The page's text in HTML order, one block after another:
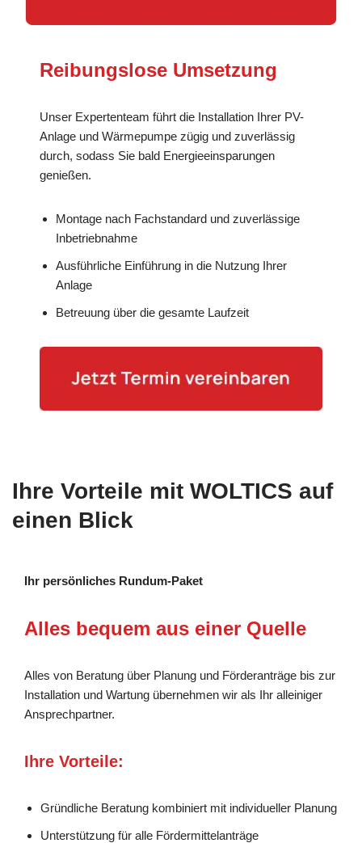
Reibungslose Umsetzung
Unser Expertenteam führt die Installation Ihrer PV-
Anlage und Wärmepumpe zügig und zuverlässig
durch, sodass Sie bald Energieeinsparungen
genießen.
Montage nach Fachstandard und zuverlässige
Inbetriebnahme
Ausführliche Einführung in die Nutzung Ihrer
Anlage
Betreuung über die gesamte Laufzeit
Ihre Vorteile mit WOLTICS auf
einen Blick
Ihr persönliches Rundum-Paket
Alles bequem aus einer Quelle
Alles von Beratung über Planung und Förderanträge bis zur
Installation und Wartung übernehmen wir als Ihr alleiniger
Ansprechpartner.
Ihre Vorteile:
Gründliche Beratung kombiniert mit individueller Planung
Unterstützung für alle Fördermittelanträge